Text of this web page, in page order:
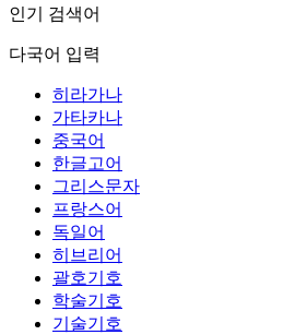
인기 검색어
다국어 입력
히라가나
가타카나
중국어
한글고어
그리스문자
프랑스어
독일어
히브리어
괄호기호
학술기호
기술기호